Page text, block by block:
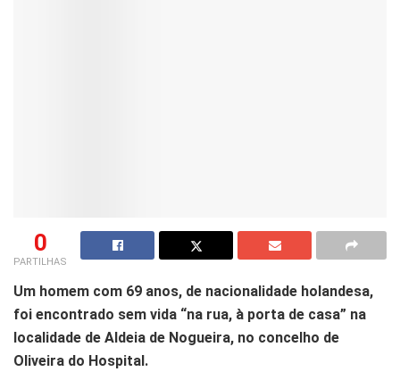
0
PARTILHAS
Um homem com 69 anos, de nacionalidade holandesa,
foi encontrado sem vida “na rua, à porta de casa” na
localidade de Aldeia de Nogueira, no concelho de
Oliveira do Hospital.